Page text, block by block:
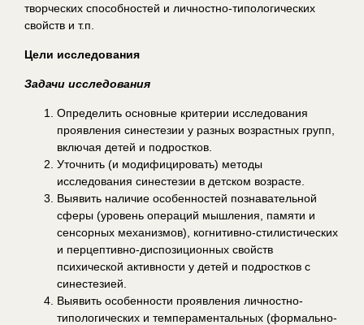
творческих способностей и личностно-типологических
свойств и т.п.
Цели исследования
Задачи исследования
Определить основные критерии исследования
проявления синестезии у разных возрастных групп,
включая детей и подростков.
Уточнить (и модифицировать) методы
исследования синестезии в детском возрасте.
Выявить наличие особенностей познавательной
сферы (уровень операций мышления, памяти и
сенсорных механизмов), когнитивно-стилистических
и перцептивно-диспозиционных свойств
психической активности у детей и подростков с
синестезией.
Выявить особенности проявления личностно-
типологических и темпераментальных (формально-